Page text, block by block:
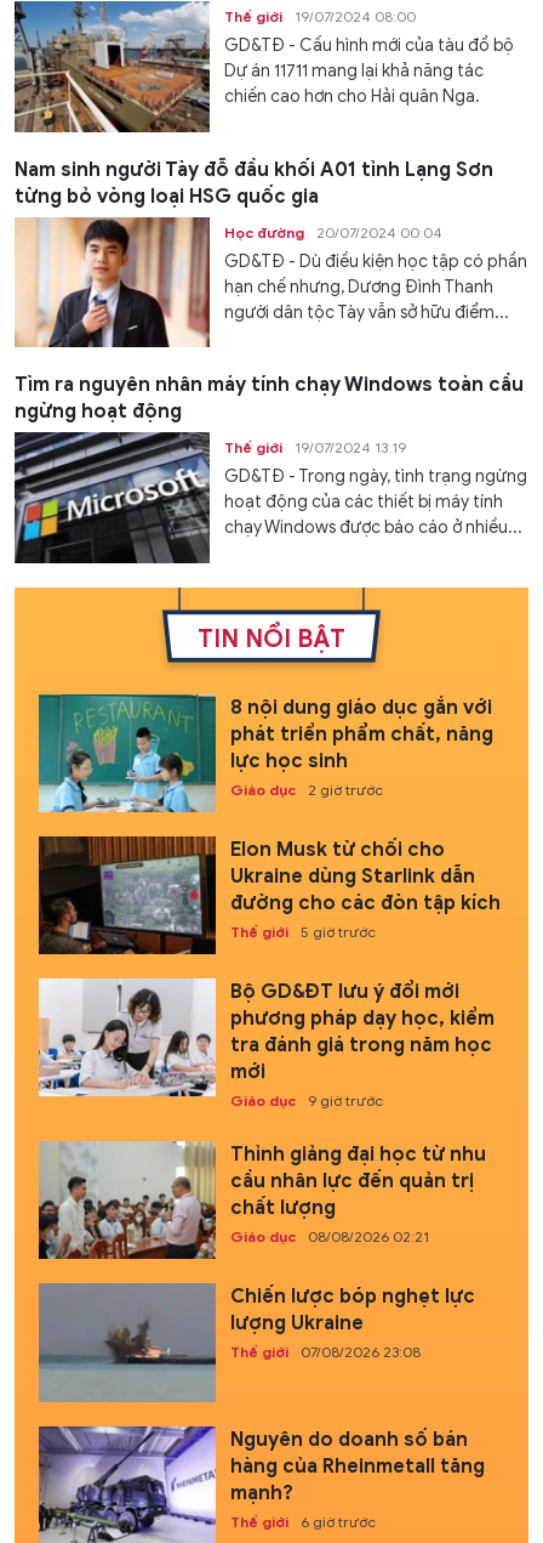
Thế giới 19/07/2024 08:00
GD&TĐ - Cấu hình mới của tàu đổ bộ
Dự án 11711 mang lại khả năng tác
chiến cao hơn cho Hải quân Nga.
Nam sinh người Tày đỗ đầu khối A01 tỉnh Lạng Sơn
từng bỏ vòng loại HSG quốc gia
Học đường 20/07/2024 00:04
GD&TĐ - Dù điều kiện học tập có phần
hạn chế nhưng, Dương Đình Thanh
người dân tộc Tày vẫn sở hữu điểm...
Tìm ra nguyên nhân máy tính chạy Windows toàn cầu
ngừng hoạt động
Thế giới 19/07/2024 13:19
GD&TĐ - Trong ngày, tình trạng ngừng
hoạt động của các thiết bị máy tính
chạy Windows được báo cáo ở nhiều...
TIN NỔI BẬT
8 nội dung giáo dục gắn với
phát triển phẩm chất, năng
lực học sinh
Giáo dục 2 giờ trước
Elon Musk từ chối cho
Ukraine dùng Starlink dẫn
đường cho các đòn tập kích
Thế giới 5 giờ trước
Bộ GD&ĐT lưu ý đổi mới
phương pháp dạy học, kiểm
tra đánh giá trong năm học
mới
Giáo dục 9 giờ trước
Thỉnh giảng đại học từ nhu
cầu nhân lực đến quản trị
chất lượng
Giáo dục 08/08/2026 02:21
Chiến lược bóp nghẹt lực
lượng Ukraine
Thế giới 07/08/2026 23:08
Nguyên do doanh số bán
hàng của Rheinmetall tăng
mạnh?
Thế giới 6 giờ trước